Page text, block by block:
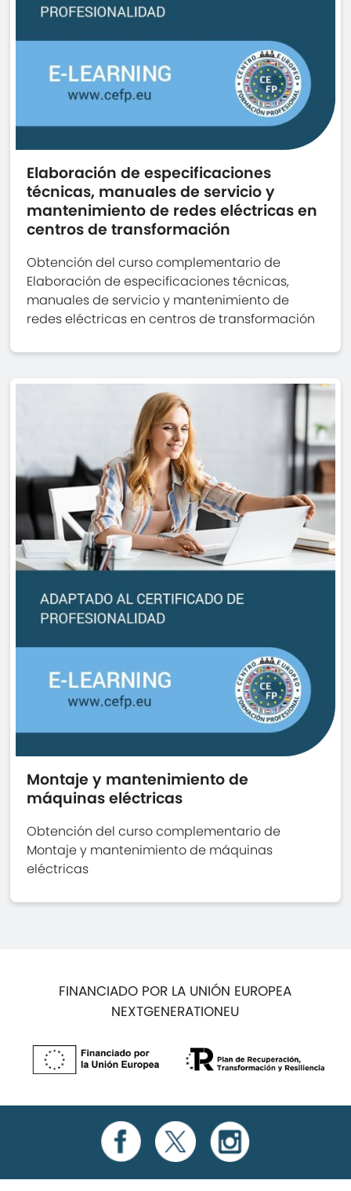
Elaboración de especificaciones
técnicas, manuales de servicio y
mantenimiento de redes eléctricas en
centros de transformación
Obtención del curso complementario de
Elaboración de especificaciones técnicas,
manuales de servicio y mantenimiento de
redes eléctricas en centros de transformación
Montaje y mantenimiento de
máquinas eléctricas
Obtención del curso complementario de
Montaje y mantenimiento de máquinas
eléctricas
FINANCIADO POR LA UNIÓN EUROPEA
NEXTGENERATIONEU